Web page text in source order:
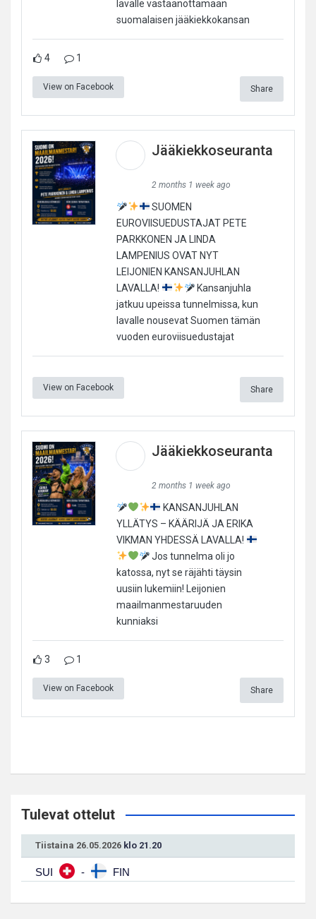
lavalle vastaanottamaan
suomalaisen jääkiekkokansan
4 1
View on Facebook Share
Jääkiekkoseuranta
2 months 1 week ago
SUOMEN
EUROVIISUEDUSTAJAT PETE
PARKKONEN JA LINDA
LAMPENIUS OVAT NYT
LEIJONIEN KANSANJUHLAN
LAVALLA!
Kansanjuhla
jatkuu upeissa tunnelmissa, kun
lavalle nousevat Suomen tämän
vuoden euroviisuedustajat
View on Facebook Share
Jääkiekkoseuranta
2 months 1 week ago
KANSANJUHLAN
YLLÄTYS – KÄÄRIJÄ JA ERIKA
VIKMAN YHDESSÄ LAVALLA!
Jos tunnelma oli jo
katossa, nyt se räjähti täysin
uusiin lukemiin! Leijonien
maailmanmestaruuden
kunniaksi
3 1
View on Facebook Share
Tulevat ottelut
Tiistaina 26.05.2026 klo 21.20
SUI - FIN